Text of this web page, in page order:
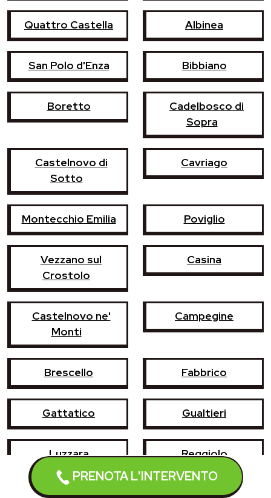
PRENOTA L'INTERVENTO
Quattro Castella Albinea
San Polo d'Enza Bibbiano
Boretto
Cadelbosco di
Sopra
Castelnovo di
Sotto
Cavriago
Montecchio Emilia Poviglio
Vezzano sul
Crostolo
Casina
Castelnovo ne'
Monti
Campegine
Brescello Fabbrico
Gattatico Gualtieri
Luzzara Reggiolo
Rubiera Sant'Ilario d'Enza